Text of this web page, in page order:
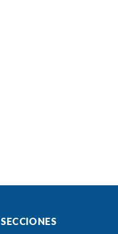
SECCIONES